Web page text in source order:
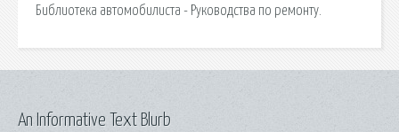
Библиотека автомобилиста - Руководства по ремонту.
An Informative Text Blurb